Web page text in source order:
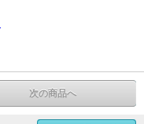
次の商品へ